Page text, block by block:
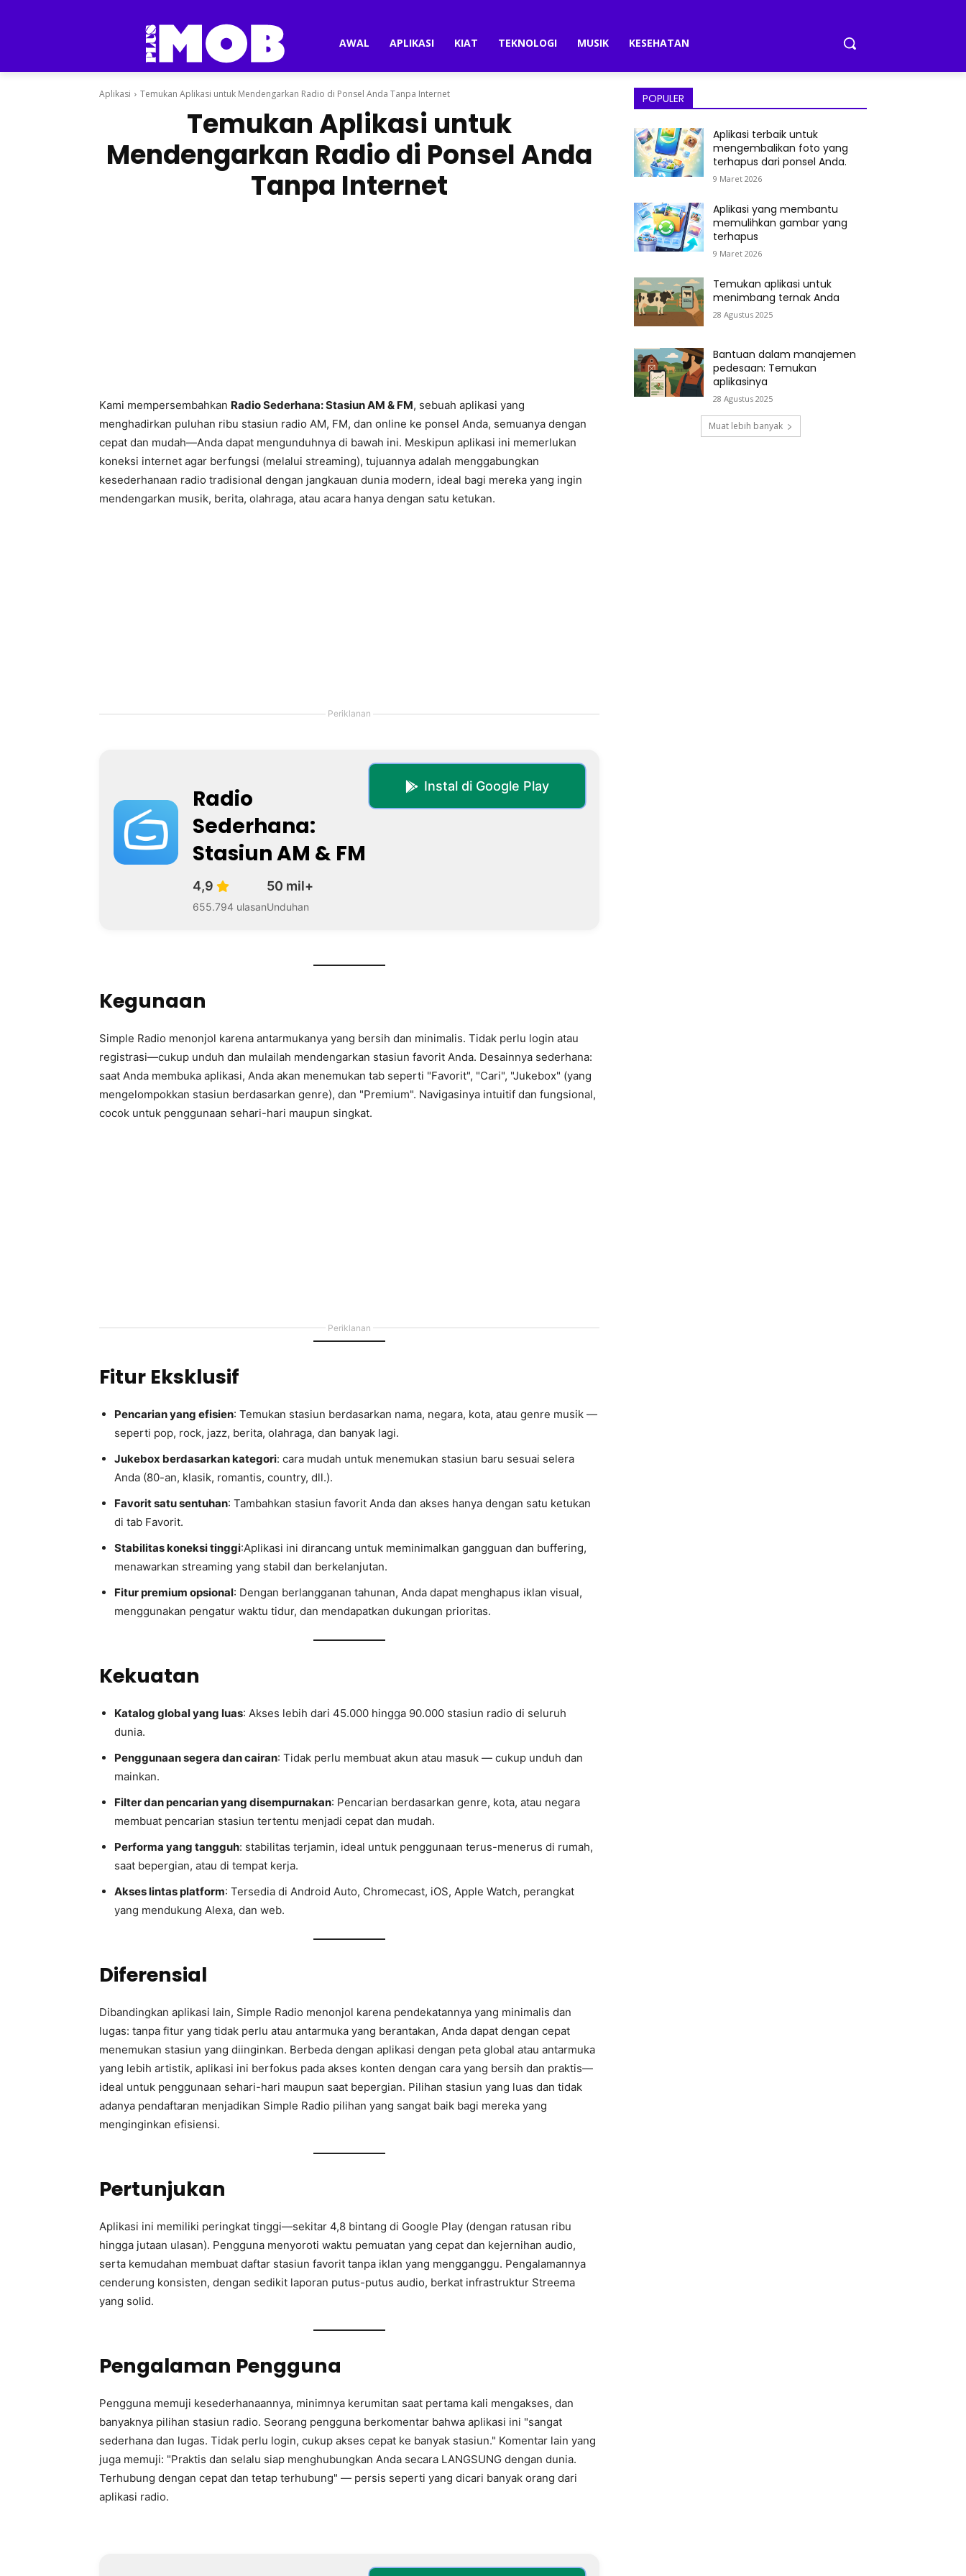
AWAL APLIKASI KIAT TEKNOLOGI MUSIK KESEHATAN
Aplikasi Temukan Aplikasi untuk Mendengarkan Radio di Ponsel Anda Tanpa Internet
Temukan Aplikasi untuk
Mendengarkan Radio di Ponsel Anda
Tanpa Internet
Kami mempersembahkan Radio Sederhana: Stasiun AM & FM, sebuah aplikasi yang
menghadirkan puluhan ribu stasiun radio AM, FM, dan online ke ponsel Anda, semuanya dengan
cepat dan mudah—Anda dapat mengunduhnya di bawah ini. Meskipun aplikasi ini memerlukan
koneksi internet agar berfungsi (melalui streaming), tujuannya adalah menggabungkan
kesederhanaan radio tradisional dengan jangkauan dunia modern, ideal bagi mereka yang ingin
mendengarkan musik, berita, olahraga, atau acara hanya dengan satu ketukan.
Periklanan
Radio
Sederhana:
Stasiun AM & FM
4,9
655.794 ulasan
50 mil+
Unduhan
Instal di Google Play
Kegunaan
Simple Radio menonjol karena antarmukanya yang bersih dan minimalis. Tidak perlu login atau
registrasi—cukup unduh dan mulailah mendengarkan stasiun favorit Anda. Desainnya sederhana:
saat Anda membuka aplikasi, Anda akan menemukan tab seperti "Favorit", "Cari", "Jukebox" (yang
mengelompokkan stasiun berdasarkan genre), dan "Premium". Navigasinya intuitif dan fungsional,
cocok untuk penggunaan sehari-hari maupun singkat.
Periklanan
Fitur Eksklusif
Pencarian yang efisien: Temukan stasiun berdasarkan nama, negara, kota, atau genre musik —
seperti pop, rock, jazz, berita, olahraga, dan banyak lagi.
Jukebox berdasarkan kategori: cara mudah untuk menemukan stasiun baru sesuai selera
Anda (80-an, klasik, romantis, country, dll.).
Favorit satu sentuhan: Tambahkan stasiun favorit Anda dan akses hanya dengan satu ketukan
di tab Favorit.
Stabilitas koneksi tinggi:Aplikasi ini dirancang untuk meminimalkan gangguan dan buffering,
menawarkan streaming yang stabil dan berkelanjutan.
Fitur premium opsional: Dengan berlangganan tahunan, Anda dapat menghapus iklan visual,
menggunakan pengatur waktu tidur, dan mendapatkan dukungan prioritas.
Kekuatan
Katalog global yang luas: Akses lebih dari 45.000 hingga 90.000 stasiun radio di seluruh
dunia.
Penggunaan segera dan cairan: Tidak perlu membuat akun atau masuk — cukup unduh dan
mainkan.
Filter dan pencarian yang disempurnakan: Pencarian berdasarkan genre, kota, atau negara
membuat pencarian stasiun tertentu menjadi cepat dan mudah.
Performa yang tangguh: stabilitas terjamin, ideal untuk penggunaan terus-menerus di rumah,
saat bepergian, atau di tempat kerja.
Akses lintas platform: Tersedia di Android Auto, Chromecast, iOS, Apple Watch, perangkat
yang mendukung Alexa, dan web.
Diferensial
Dibandingkan aplikasi lain, Simple Radio menonjol karena pendekatannya yang minimalis dan
lugas: tanpa fitur yang tidak perlu atau antarmuka yang berantakan, Anda dapat dengan cepat
menemukan stasiun yang diinginkan. Berbeda dengan aplikasi dengan peta global atau antarmuka
yang lebih artistik, aplikasi ini berfokus pada akses konten dengan cara yang bersih dan praktis—
ideal untuk penggunaan sehari-hari maupun saat bepergian. Pilihan stasiun yang luas dan tidak
adanya pendaftaran menjadikan Simple Radio pilihan yang sangat baik bagi mereka yang
menginginkan efisiensi.
Pertunjukan
Aplikasi ini memiliki peringkat tinggi—sekitar 4,8 bintang di Google Play (dengan ratusan ribu
hingga jutaan ulasan). Pengguna menyoroti waktu pemuatan yang cepat dan kejernihan audio,
serta kemudahan membuat daftar stasiun favorit tanpa iklan yang mengganggu. Pengalamannya
cenderung konsisten, dengan sedikit laporan putus-putus audio, berkat infrastruktur Streema
yang solid.
Pengalaman Pengguna
Pengguna memuji kesederhanaannya, minimnya kerumitan saat pertama kali mengakses, dan
banyaknya pilihan stasiun radio. Seorang pengguna berkomentar bahwa aplikasi ini "sangat
sederhana dan lugas. Tidak perlu login, cukup akses cepat ke banyak stasiun." Komentar lain yang
juga memuji: "Praktis dan selalu siap menghubungkan Anda secara LANGSUNG dengan dunia.
Terhubung dengan cepat dan tetap terhubung" — persis seperti yang dicari banyak orang dari
aplikasi radio.
POPULER
Aplikasi terbaik untuk
mengembalikan foto yang
terhapus dari ponsel Anda.
9 Maret 2026
Aplikasi yang membantu
memulihkan gambar yang
terhapus
9 Maret 2026
Temukan aplikasi untuk
menimbang ternak Anda
28 Agustus 2025
Bantuan dalam manajemen
pedesaan: Temukan
aplikasinya
28 Agustus 2025
Muat lebih banyak